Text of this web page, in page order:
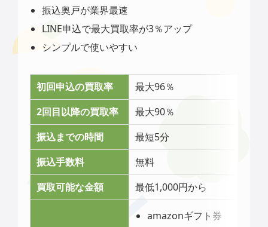
振込奥戸が業界最速
LINE申込で最大買取率が3％アップ
シンプルで使いやすい
初回申込の買取率
最大96％
2回目以降の買取率
最大90％
振込までの時間
最短5分
振込手数料
無料
買取可能な金額
最低1,000円から
amazonギフト券